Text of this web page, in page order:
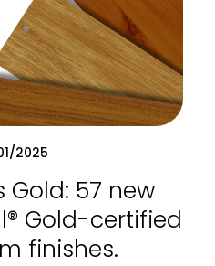
2025
Gold: 57 new
Gold-certified
finishes.